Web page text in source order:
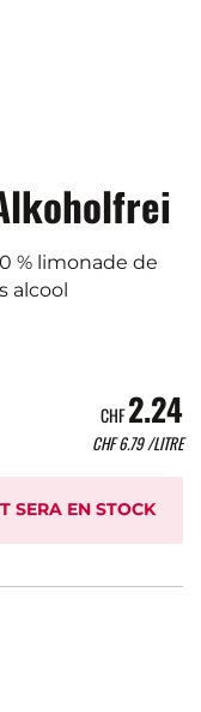
% limonade de
alcool
CHF2.24
CHF6.79/LITRE
SERA EN STOCK